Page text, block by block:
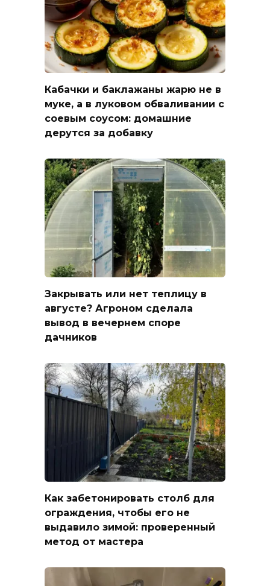
Кабачки и баклажаны жарю не в
муке, а в луковом обваливании с
соевым соусом: домашние
дерутся за добавку
Закрывать или нет теплицу в
августе? Агроном сделала
вывод в вечернем споре
дачников
Как забетонировать столб для
ограждения, чтобы его не
выдавило зимой: проверенный
метод от мастера